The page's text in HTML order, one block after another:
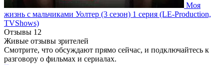
Моя
жизнь с мальчиками Уолтер (3 сезон) 1 серия (LE-Production,
TVShows)
Отзывы 12
Живые отзывы зрителей
Смотрите, что обсуждают прямо сейчас, и подключайтесь к
разговору о фильмах и сериалах.